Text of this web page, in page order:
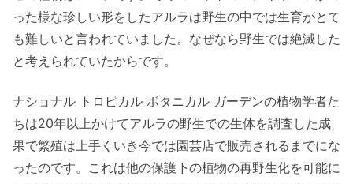
った様な珍しい形をしたアルラは野生の中では生育がとて
も難しいと言われていました。なぜなら野生では絶滅した
と考えられていたからです。
ナショナル トロピカル ボタニカル ガーデンの植物学者た
ちは20年以上かけてアルラの野生での生体を調査した成
果で繁殖は上手くいき今では園芸店で販売されるまでにな
ったのです。これは他の保護下の植物の再野生化を可能に